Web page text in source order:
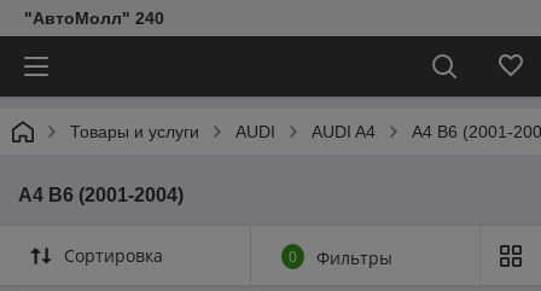
"АвтоМолл" 240
Товары и услуги AUDI AUDI A4 A4 B6 (2001-
A4 B6 (2001-2004)
Сортировка 0 Фильтры